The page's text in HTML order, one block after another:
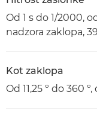
Od 1 s do 1/2000,
nadzora zaklopa,
Kot zaklopa
Od 11,25 º do 360